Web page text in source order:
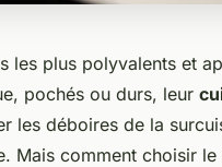
les plus polyvalents et
pochés ou durs, leur
les déboires de la
Mais comment choisir